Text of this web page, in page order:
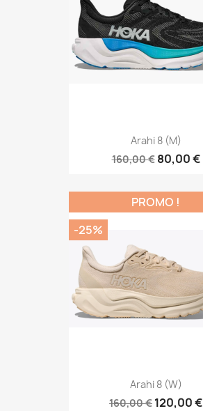
Arahi 8 (M)
160,00 € 80,00 €
Arahi 8 (W)
160,00 € 120,00 €
PROMO !
-25%